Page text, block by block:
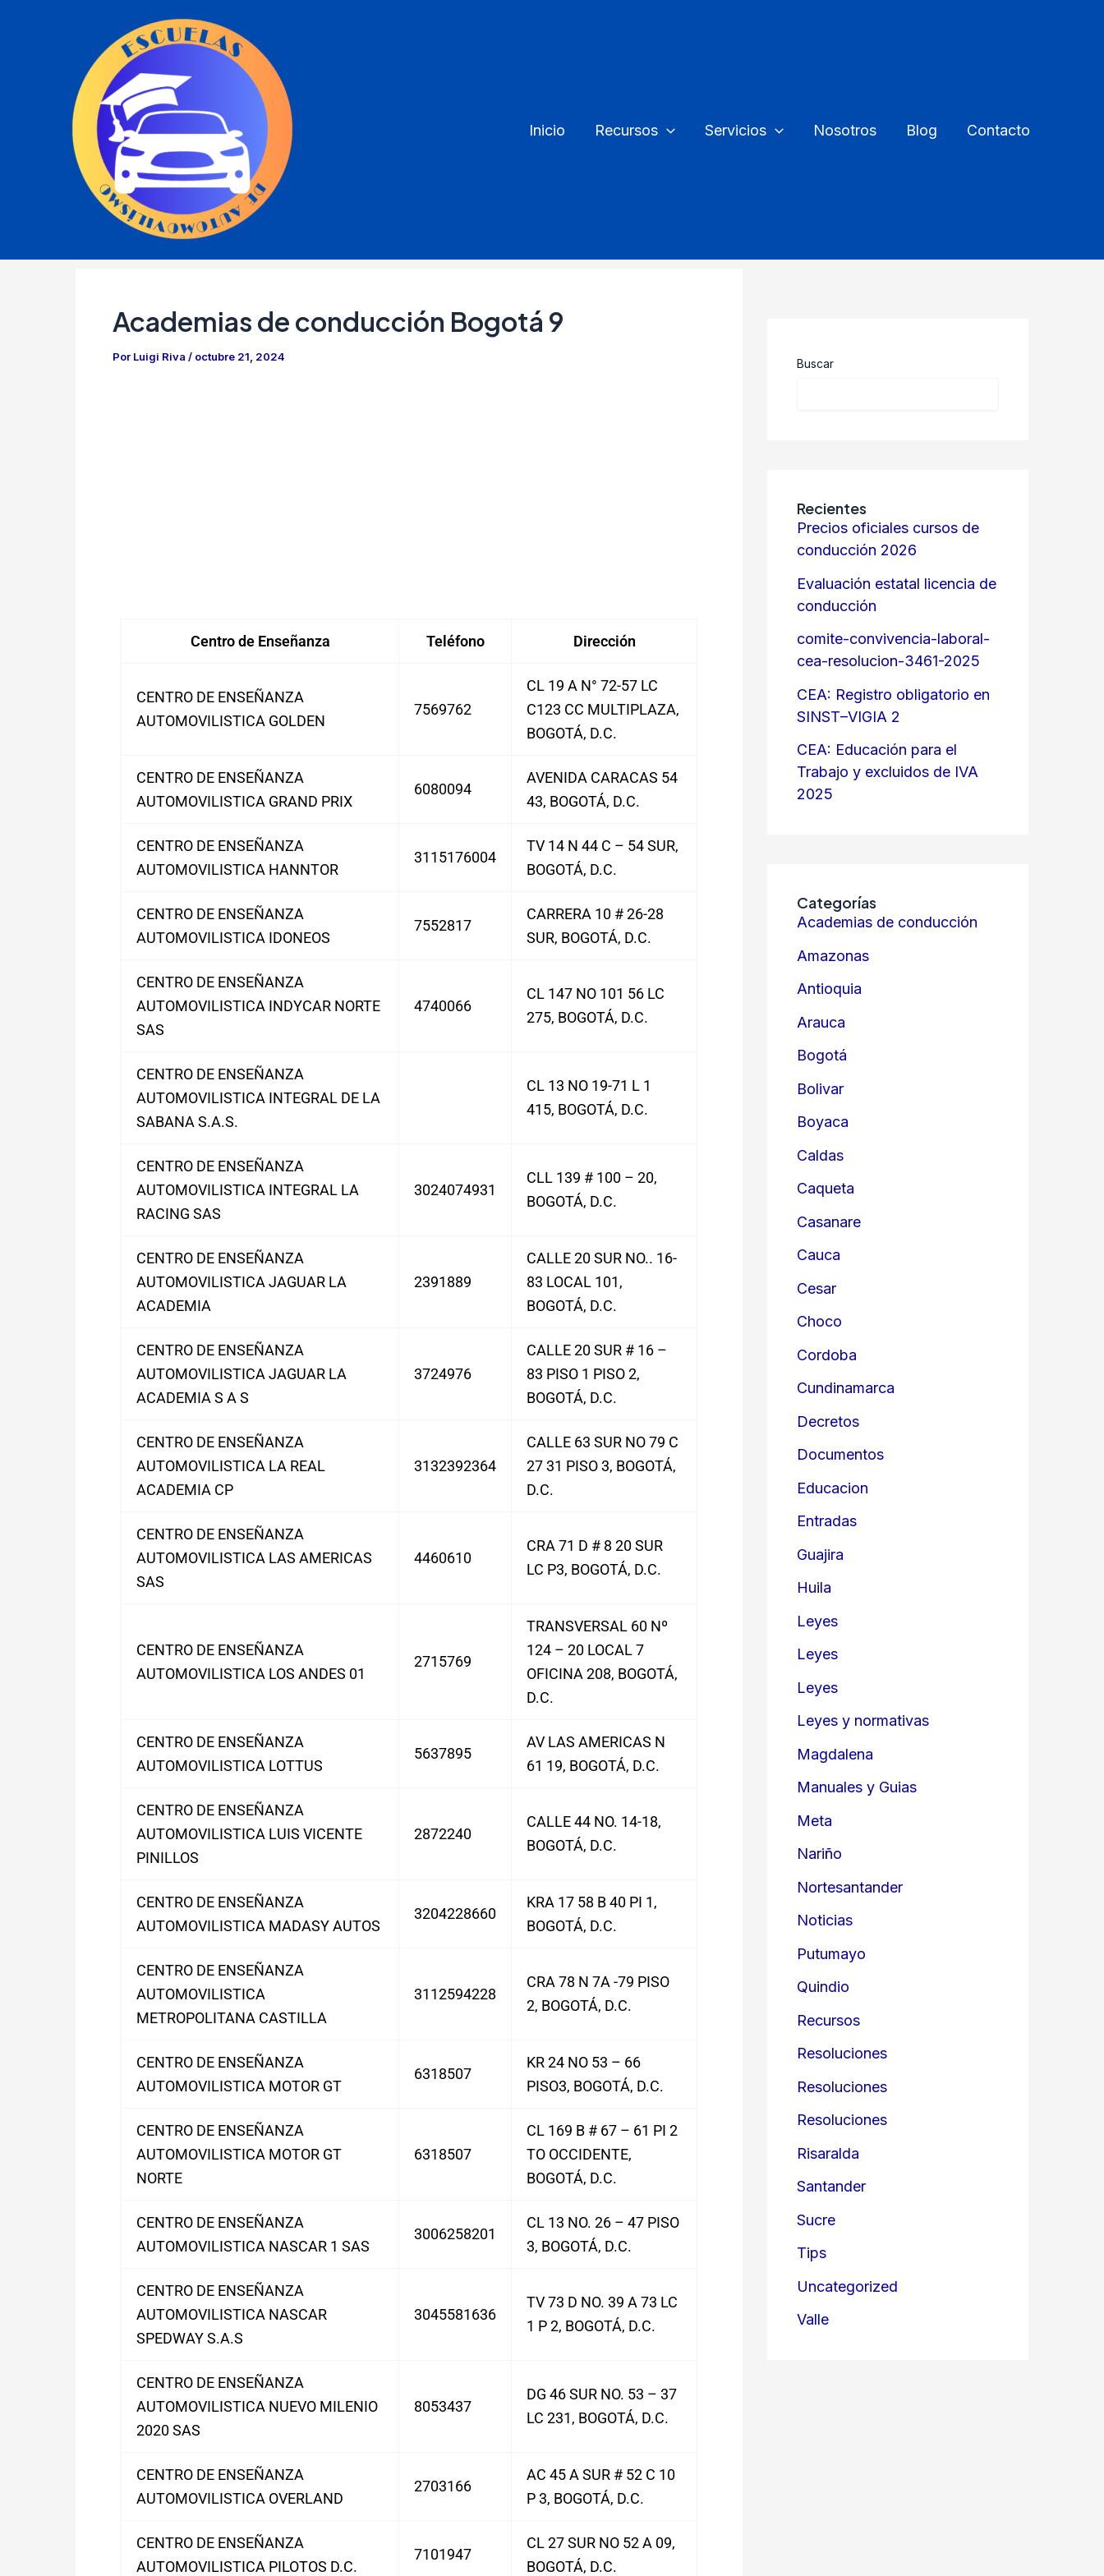
Inicio Recursos Servicios Nosotros Blog Contacto
Academias de conducción Bogotá 9
Por Luigi Riva / octubre 21, 2024
Centro de Enseñanza Teléfono Dirección
CENTRO DE ENSEÑANZA
AUTOMOVILISTICA GOLDEN
7569762
CL 19 A N° 72-57 LC
C123 CC MULTIPLAZA,
BOGOTÁ, D.C.
CENTRO DE ENSEÑANZA
AUTOMOVILISTICA GRAND PRIX
6080094
AVENIDA CARACAS 54
43, BOGOTÁ, D.C.
CENTRO DE ENSEÑANZA
AUTOMOVILISTICA HANNTOR
3115176004
TV 14 N 44 C – 54 SUR,
BOGOTÁ, D.C.
CENTRO DE ENSEÑANZA
AUTOMOVILISTICA IDONEOS
7552817
CARRERA 10 # 26-28
SUR, BOGOTÁ, D.C.
CENTRO DE ENSEÑANZA
AUTOMOVILISTICA INDYCAR NORTE
SAS
4740066
CL 147 NO 101 56 LC
275, BOGOTÁ, D.C.
CENTRO DE ENSEÑANZA
AUTOMOVILISTICA INTEGRAL DE LA
SABANA S.A.S.
CL 13 NO 19-71 L 1
415, BOGOTÁ, D.C.
CENTRO DE ENSEÑANZA
AUTOMOVILISTICA INTEGRAL LA
RACING SAS
3024074931
CLL 139 # 100 – 20,
BOGOTÁ, D.C.
CENTRO DE ENSEÑANZA
AUTOMOVILISTICA JAGUAR LA
ACADEMIA
2391889
CALLE 20 SUR NO.. 16-
83 LOCAL 101,
BOGOTÁ, D.C.
CENTRO DE ENSEÑANZA
AUTOMOVILISTICA JAGUAR LA
ACADEMIA S A S
3724976
CALLE 20 SUR # 16 –
83 PISO 1 PISO 2,
BOGOTÁ, D.C.
CENTRO DE ENSEÑANZA
AUTOMOVILISTICA LA REAL
ACADEMIA CP
3132392364
CALLE 63 SUR NO 79 C
27 31 PISO 3, BOGOTÁ,
D.C.
CENTRO DE ENSEÑANZA
AUTOMOVILISTICA LAS AMERICAS
SAS
4460610
CRA 71 D # 8 20 SUR
LC P3, BOGOTÁ, D.C.
CENTRO DE ENSEÑANZA
AUTOMOVILISTICA LOS ANDES 01
2715769
TRANSVERSAL 60 Nº
124 – 20 LOCAL 7
OFICINA 208, BOGOTÁ,
D.C.
CENTRO DE ENSEÑANZA
AUTOMOVILISTICA LOTTUS
5637895
AV LAS AMERICAS N
61 19, BOGOTÁ, D.C.
CENTRO DE ENSEÑANZA
AUTOMOVILISTICA LUIS VICENTE
PINILLOS
2872240
CALLE 44 NO. 14-18,
BOGOTÁ, D.C.
CENTRO DE ENSEÑANZA
AUTOMOVILISTICA MADASY AUTOS
3204228660
KRA 17 58 B 40 PI 1,
BOGOTÁ, D.C.
CENTRO DE ENSEÑANZA
AUTOMOVILISTICA
METROPOLITANA CASTILLA
3112594228
CRA 78 N 7A -79 PISO
2, BOGOTÁ, D.C.
CENTRO DE ENSEÑANZA
AUTOMOVILISTICA MOTOR GT
6318507
KR 24 NO 53 – 66
PISO3, BOGOTÁ, D.C.
CENTRO DE ENSEÑANZA
AUTOMOVILISTICA MOTOR GT
NORTE
6318507
CL 169 B # 67 – 61 PI 2
TO OCCIDENTE,
BOGOTÁ, D.C.
CENTRO DE ENSEÑANZA
AUTOMOVILISTICA NASCAR 1 SAS
3006258201
CL 13 NO. 26 – 47 PISO
3, BOGOTÁ, D.C.
CENTRO DE ENSEÑANZA
AUTOMOVILISTICA NASCAR
SPEDWAY S.A.S
3045581636
TV 73 D NO. 39 A 73 LC
1 P 2, BOGOTÁ, D.C.
CENTRO DE ENSEÑANZA
AUTOMOVILISTICA NUEVO MILENIO
2020 SAS
8053437
DG 46 SUR NO. 53 – 37
LC 231, BOGOTÁ, D.C.
CENTRO DE ENSEÑANZA
AUTOMOVILISTICA OVERLAND
2703166
AC 45 A SUR # 52 C 10
P 3, BOGOTÁ, D.C.
CENTRO DE ENSEÑANZA
AUTOMOVILISTICA PILOTOS D.C.
7101947
CL 27 SUR NO 52 A 09,
BOGOTÁ, D.C.
Buscar
Recientes
Precios oficiales cursos de
conducción 2026
Evaluación estatal licencia de
conducción
comite-convivencia-laboral-
cea-resolucion-3461-2025
CEA: Registro obligatorio en
SINST–VIGIA 2
CEA: Educación para el
Trabajo y excluidos de IVA
2025
Categorías
Academias de conducción
Amazonas
Antioquia
Arauca
Bogotá
Bolivar
Boyaca
Caldas
Caqueta
Casanare
Cauca
Cesar
Choco
Cordoba
Cundinamarca
Decretos
Documentos
Educacion
Entradas
Guajira
Huila
Leyes
Leyes
Leyes
Leyes y normativas
Magdalena
Manuales y Guias
Meta
Nariño
Nortesantander
Noticias
Putumayo
Quindio
Recursos
Resoluciones
Resoluciones
Resoluciones
Risaralda
Santander
Sucre
Tips
Uncategorized
Valle